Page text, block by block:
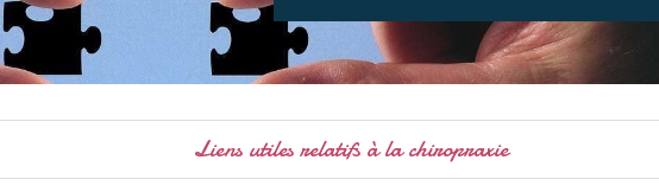
Liens utiles relatifs à la chiropraxie